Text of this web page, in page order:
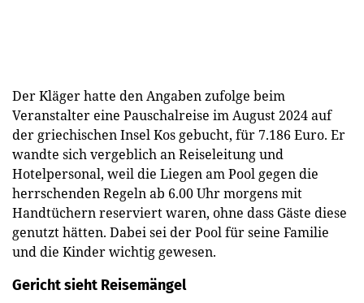
Der Kläger hatte den Angaben zufolge beim
Veranstalter eine Pauschalreise im August 2024 auf
der griechischen Insel Kos gebucht, für 7.186 Euro. Er
wandte sich vergeblich an Reiseleitung und
Hotelpersonal, weil die Liegen am Pool gegen die
herrschenden Regeln ab 6.00 Uhr morgens mit
Handtüchern reserviert waren, ohne dass Gäste diese
genutzt hätten. Dabei sei der Pool für seine Familie
und die Kinder wichtig gewesen.
Gericht sieht Reisemängel